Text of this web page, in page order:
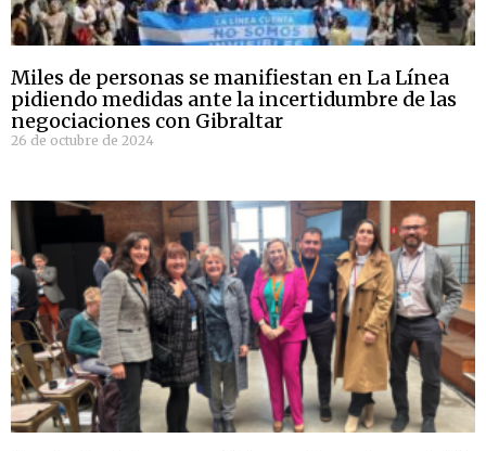
Miles de personas se manifiestan en La Línea
pidiendo medidas ante la incertidumbre de las
negociaciones con Gibraltar
26 de octubre de 2024